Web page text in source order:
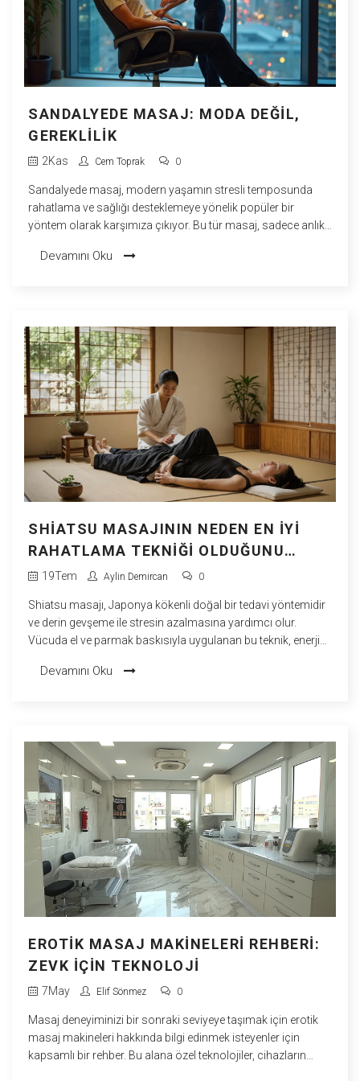
SANDALYEDE MASAJ: MODA DEĞIL,
GEREKLILIK
2Kas Cem Toprak 0
Sandalyede masaj, modern yaşamın stresli temposunda
rahatlama ve sağlığı desteklemeye yönelik popüler bir
yöntem olarak karşımıza çıkıyor. Bu tür masaj, sadece anlık
ergonomisini iyileştiriyor ve enerji seviyelerini artırıyor.
uygulamanın neden yalnızca bir trend olmadığını
anlayacaksınız.
Devamını Oku
SHIATSU MASAJININ NEDEN EN İYI
RAHATLAMA TEKNIĞI OLDUĞUNU
KEŞFEDIN
19Tem Aylin Demircan 0
Shiatsu masajı, Japonya kökenli doğal bir tedavi yöntemidir
ve derin gevşeme ile stresin azalmasına yardımcı olur.
Vücuda el ve parmak baskısıyla uygulanan bu teknik, enerji
sağlar. Bu yazıda, shiatsu masajının nasıl uygulandığını,
Devamını Oku
EROTIK MASAJ MAKINELERI REHBERI:
ZEVK İÇIN TEKNOLOJI
7May Elif Sönmez 0
Masaj deneyiminizi bir sonraki seviyeye taşımak için erotik
masaj makineleri hakkında bilgi edinmek isteyenler için
kapsamlı bir rehber. Bu alana özel teknolojiler, cihazların